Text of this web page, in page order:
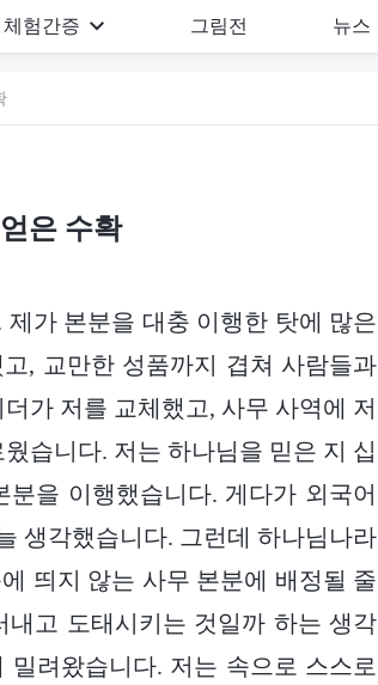
체험간증 그림전 뉴스
은 수확
가 본분을 대충 이행한 탓에 많은
, 교만한 성품까지 겹쳐 사람들과
가 저를 교체했고, 사무 사역에 저
습니다. 저는 하나님을 믿은 지 십
을 이행했습니다. 게다가 외국어
생각했습니다. 그런데 하나님나라
띄지 않는 사무 본분에 배정될 줄
고 도태시키는 것일까 하는 생각
려왔습니다. 저는 속으로 스스로